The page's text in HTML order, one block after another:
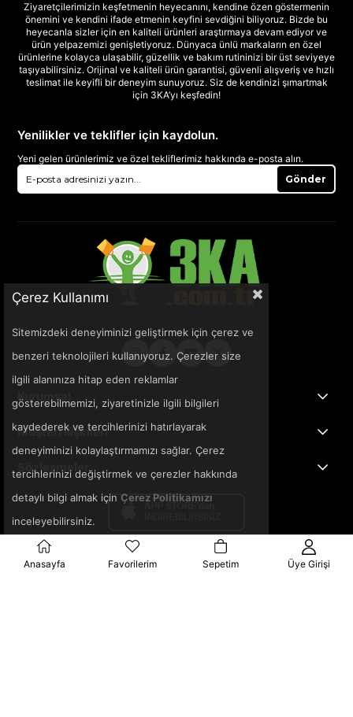
Ziyaretçilerimizin keşfetmenin heyecanını, kendine özen göstermenin
önemini ve kendini ifade etmenin keyfini sevdiğini biliyoruz. Bizde bu
heyecanla sizler için en kaliteli ürünleri araştırmaya devam ediyor ve
ürün yelpazemizi genişletiyoruz. Dünyaca ünlü markaların en özel
ürünlerine kolayca ulaşabilir, güzellik ve bakım rutininizi bir üst seviyeye
taşıyabilirsiniz. Orijinal ve kaliteli ürün garantisi, güvenli alışveriş ve hızlı
teslimat ile keyifli bir deneyim sunuyoruz. Siz de kendinizi şımartmak
için 3KA’yı keşfedin!
Yenilikler ve teklifler için kaydolun.
Yeni gelen ürünlerimiz ve özel tekliflerimiz hakkında e-posta alın.
Gönder
Kurumsal
Müşteri İlişkileri
Sözleşmeler
Çerez Kullanımı
Sitemizdeki deneyiminizi geliştirmek için çerez ve
benzeri teknolojileri kullanıyoruz. Çerezler size
ilgili alanınıza hitap eden reklamlar
gösterebilmemizi, ziyaretinizle ilgili bilgileri
kaydederek ve tercihlerinizi hatırlayarak
deneyiminizi kolaylaştırmamızı sağlar. Çerez
tercihlerinizi değiştirmek ve çerezler hakkında
detaylı bilgi almak için Çerez Politikamızı
inceleyebilirsiniz.
Anasayfa Favorilerim Sepetim Üye Girişi